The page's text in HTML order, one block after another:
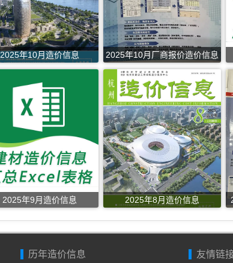
2025年10月造价信息 2025年10月厂商报价造价信息
2025年9月造价信息 2025年8月造价信息
历年造价信息 友情链